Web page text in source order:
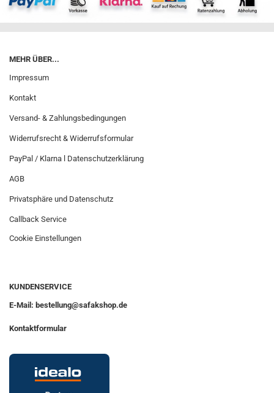
MEHR ÜBER...
Impressum
Kontakt
Versand- & Zahlungsbedingungen
Widerrufsrecht & Widerrufsformular
PayPal / Klarna l Datenschutzerklärung
AGB
Privatsphäre und Datenschutz
Callback Service
Cookie Einstellungen
KUNDENSERVICE
E-Mail: bestellung@safakshop.de
Kontaktformular